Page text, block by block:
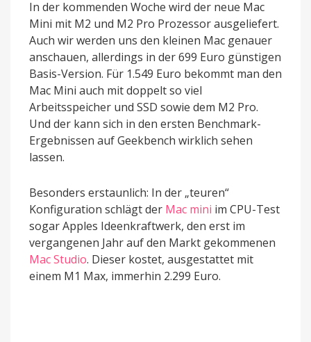
In der kommenden Woche wird der neue Mac
Mini mit M2 und M2 Pro Prozessor ausgeliefert.
Auch wir werden uns den kleinen Mac genauer
anschauen, allerdings in der 699 Euro günstigen
Basis-Version. Für 1.549 Euro bekommt man den
Mac Mini auch mit doppelt so viel
Arbeitsspeicher und SSD sowie dem M2 Pro.
Und der kann sich in den ersten Benchmark-
Ergebnissen auf Geekbench wirklich sehen
lassen.
Besonders erstaunlich: In der „teuren“
Konfiguration schlägt der Mac mini im CPU-Test
sogar Apples Ideenkraftwerk, den erst im
vergangenen Jahr auf den Markt gekommenen
Mac Studio. Dieser kostet, ausgestattet mit
einem M1 Max, immerhin 2.299 Euro.